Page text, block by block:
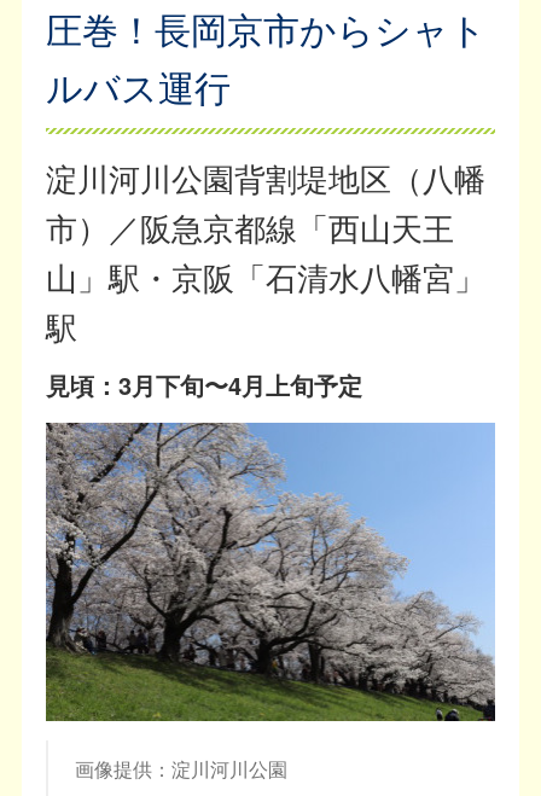
圧巻！長岡京市からシャト
ルバス運行
淀川河川公園背割堤地区（八幡
市）／阪急京都線「西山天王
山」駅・京阪「石清水八幡宮」
駅
見頃：3月下旬〜4月上旬予定
画像提供：淀川河川公園